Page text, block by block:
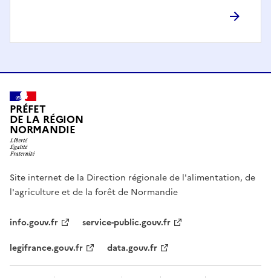
PRÉFET
DE LA RÉGION
NORMANDIE
Site internet de la Direction régionale de l'alimentation, de
l'agriculture et de la forêt de Normandie
info.gouv.fr
service-public.gouv.fr
legifrance.gouv.fr
data.gouv.fr